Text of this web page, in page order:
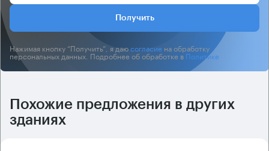
Получить
Нажимая кнопку “Получить”, я даюсогласие на обработку
персональных данных. Подробнее об обработке вПолитике
Похожие предложения в других
зданиях